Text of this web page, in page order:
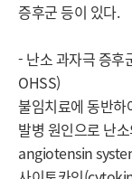
증후군 등이 있다.
- 난소 과자극 증
OHSS)
불임치료에 동반하
발병 원인으로 난
angiotensin